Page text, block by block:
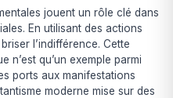
jouent un rôle clé dans
En utilisant des actions
l’indifférence. Cette
n’est qu’un exemple parmi
ports aux manifestations
moderne mise sur des